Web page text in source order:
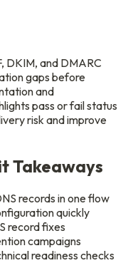
DKIM, and DMARC
gaps before
and
pass or fail status
risk and improve
Takeaways
records in one flow
quickly
record fixes
campaigns
readiness checks